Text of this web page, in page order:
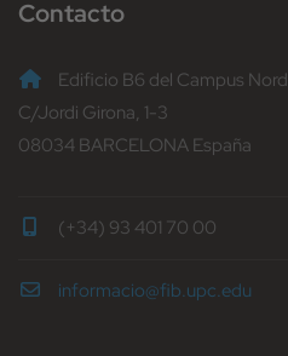
Contacto
Edificio B6 del Campus Nord
C/Jordi Girona, 1-3
08034 BARCELONA España
(+34) 93 401 70 00
informacio@fib.upc.edu